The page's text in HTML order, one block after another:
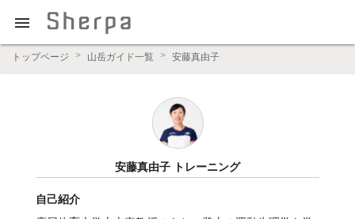

プロの登山ガイドによる登山学習QAサイト【Sherpajp（シェ
トップページ 山岳ガイド一覧 安藤真由子
安藤真由子 トレーニング
自己紹介